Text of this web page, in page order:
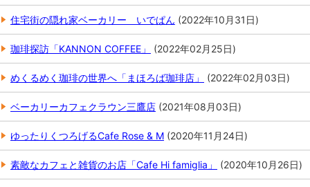
住宅街の隠れ家ベーカリー いでぱん (2022年10月31日)
珈琲探訪「KANNON COFFEE」 (2022年02月25日)
めくるめく珈琲の世界へ「まほろば珈琲店」 (2022年02月03日)
ベーカリーカフェクラウン三鷹店 (2021年08月03日)
ゆったりくつろげるCafe Rose & M (2020年11月24日)
素敵なカフェと雑貨のお店「Cafe Hi famiglia」 (2020年10月26日)